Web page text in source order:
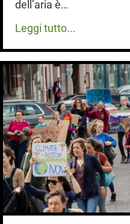
dell’aria è…
Leggi tutto...